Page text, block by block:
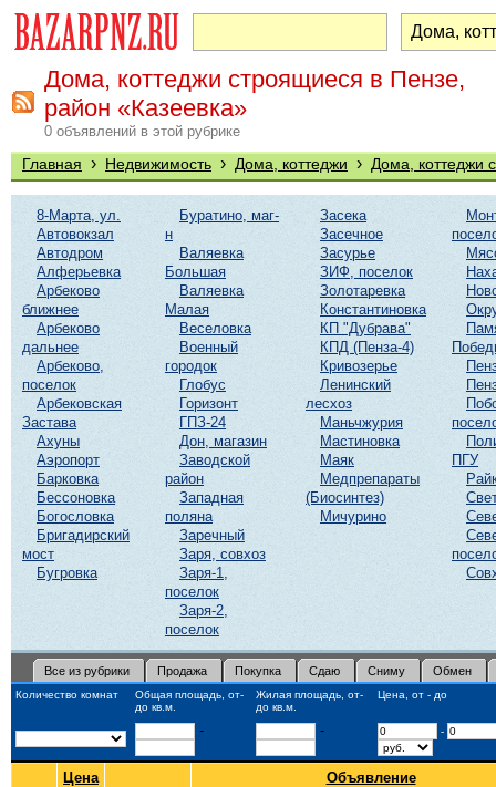
Дома, коттеджи строящиеся в Пензе,
район «Казеевка»
0 объявлений в этой рубрике
Главная › Недвижимость › Дома, коттеджи › Дома, коттеджи
8-Марта, ул.
Автовокзал
Автодром
Алферьевка
Арбеково
ближнее
Арбеково
дальнее
Арбеково,
поселок
Арбековская
Застава
Ахуны
Аэропорт
Барковка
Бессоновка
Богословка
Бригадирский
мост
Бугровка
Буратино, маг-
н
Валяевка
Большая
Валяевка
Малая
Веселовка
Военный
городок
Глобус
Горизонт
ГПЗ-24
Дон, магазин
Заводской
район
Западная
поляна
Заречный
Заря, совхоз
Заря-1,
поселок
Заря-2,
поселок
Засека
Засечное
Засурье
ЗИФ, поселок
Золотаревка
Константиновка
КП "Дубрава"
КПД (Пенза-4)
Кривозерье
Ленинский
лесхоз
Маньчжурия
Мастиновка
Маяк
Медпрепараты
(Биосинтез)
Мичурино
ПГУ
Все из рубрики Продажа Покупка Сдаю Сниму Обмен
Количество комнат
Общая площадь, от-
до кв.м.
Жилая площадь, от-
до кв.м.
Цена, от - до
- - -
Цена Объявление